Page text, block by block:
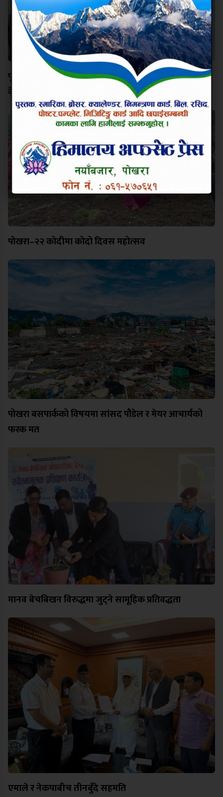
पूर्वाधार, हवाई पहुँच र प्राकृतिक सम्पदाको संरक्षणमा सरकार
केन्द्रित हुन्छः मन्त्री पौडेल
पोखरा–२२ कोदीमा कोदो दिवस महोत्सव
पोखरा बसपार्कको विषयमा सांसद पौडेल र मेयर आचार्यको
फरक मत
मानव बेचबिखन विरुद्धमा जुट्ने सामूहिक प्रतिवद्धता
एमाले र नेकपाबीच तीनबुँदे सहमति